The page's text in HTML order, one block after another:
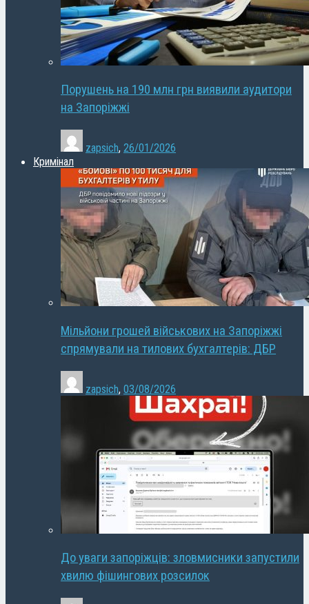
Порушень на 190 млн грн виявили аудитори
на Запоріжжі
zapsich, 26/01/2026
Кримінал
Мільйони грошей військових на Запоріжжі
спрямували на тилових бухгалтерів: ДБР
zapsich, 03/08/2026
До уваги запоріжців: зловмисники запустили
хвилю фішингових розсилок